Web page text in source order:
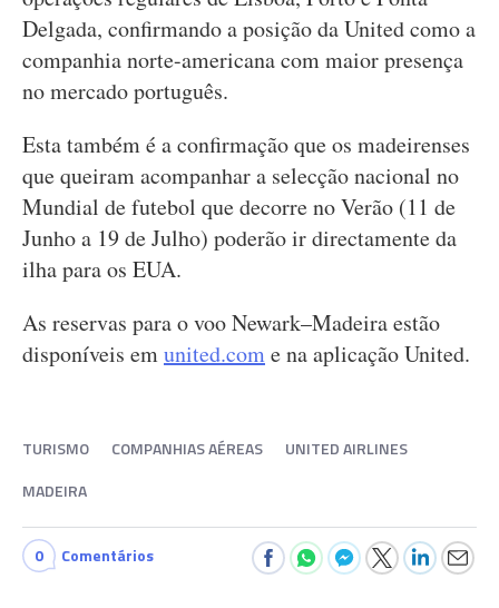
Delgada, confirmando a posição da United como a
companhia norte-americana com maior presença
no mercado português.
Esta também é a confirmação que os madeirenses
que queiram acompanhar a selecção nacional no
Mundial de futebol que decorre no Verão (11 de
Junho a 19 de Julho) poderão ir directamente da
ilha para os EUA.
As reservas para o voo Newark–Madeira estão
disponíveis emunited.come na aplicação United.
TURISMO COMPANHIAS AÉREAS
UNITED AIRLINES
MADEIRA
0 Comentários